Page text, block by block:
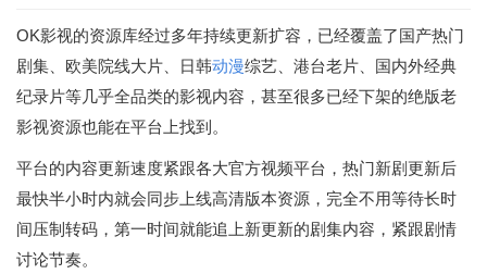
OK影视的资源库经过多年持续更新扩容，已经覆盖了国产热门
剧集、欧美院线大片、日韩动漫综艺、港台老片、国内外经典
纪录片等几乎全品类的影视内容，甚至很多已经下架的绝版老
影视资源也能在平台上找到。
平台的内容更新速度紧跟各大官方视频平台，热门新剧更新后
最快半小时内就会同步上线高清版本资源，完全不用等待长时
间压制转码，第一时间就能追上新更新的剧集内容，紧跟剧情
讨论节奏。